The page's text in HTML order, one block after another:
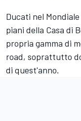
Ducati nel
piani della Casa di
propria gamma di
road, soprattutto
di quest'anno.